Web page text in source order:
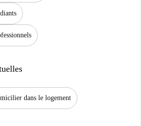
dans le logement